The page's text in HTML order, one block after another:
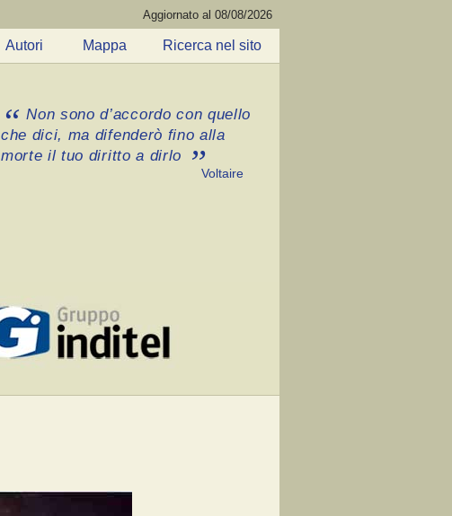
Aggiornato al 08/08/2026
Autori Mappa Ricerca nel sito
Non sono d’accordo con quello
che dici, ma difenderò fino alla
morte il tuo diritto a dirlo
Voltaire